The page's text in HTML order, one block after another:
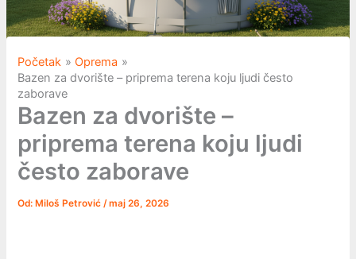
Početak
Oprema
Bazen za dvorište – priprema terena koju ljudi često
zaborave
Bazen za dvorište –
priprema terena koju ljudi
često zaborave
Od: Miloš Petrović/maj 26, 2026